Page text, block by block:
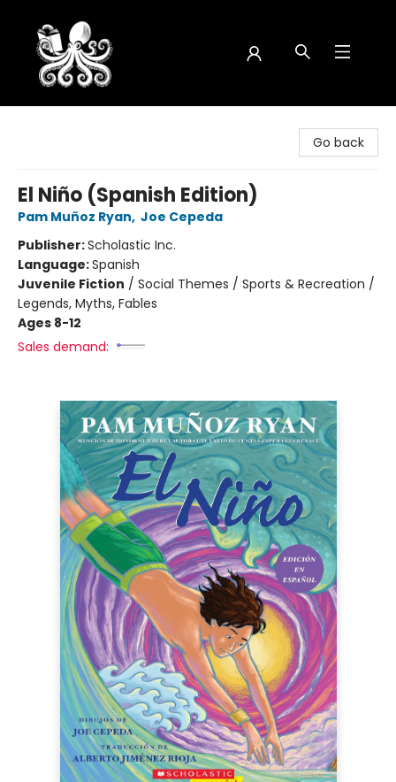
Go back
El Niño (Spanish Edition)
Pam Muñoz Ryan, Joe Cepeda
Publisher:Scholastic Inc.
Language:Spanish
Juvenile Fiction / Social Themes / Sports & Recreation /
Legends, Myths, Fables
Ages 8-12
Sales demand: